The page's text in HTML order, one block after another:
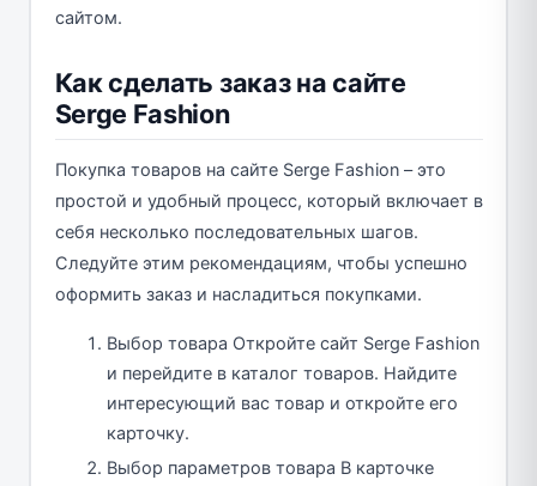
сайтом.
Как сделать заказ на сайте
Serge Fashion
Покупка товаров на сайте Serge Fashion – это
простой и удобный процесс, который включает в
себя несколько последовательных шагов.
Следуйте этим рекомендациям, чтобы успешно
оформить заказ и насладиться покупками.
Выбор товара Откройте сайт Serge Fashion
и перейдите в каталог товаров. Найдите
интересующий вас товар и откройте его
карточку.
Выбор параметров товара В карточке